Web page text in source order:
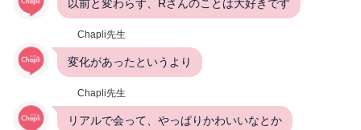
以前と変わらず、Rさんのことは大好きです
Chapli先生
変化があったというより
Chapli先生
リアルで会って、やっぱりかわいいなとか